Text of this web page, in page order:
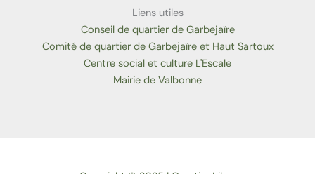
Liens utiles
Conseil de quartier de Garbejaïre
Comité de quartier de Garbejaïre et Haut Sartoux
Centre social et culture L'Escale
Mairie de Valbonne